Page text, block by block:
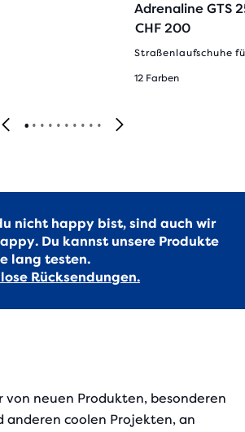
Adrenaline GTS
CHF 200
Straßenlaufschuhe
12 Farben
nicht happy bist, sind auch wir
Du kannst unsere Produkte
lang testen.
Rücksendungen.
von neuen Produkten, besonderen
anderen coolen Projekten, an